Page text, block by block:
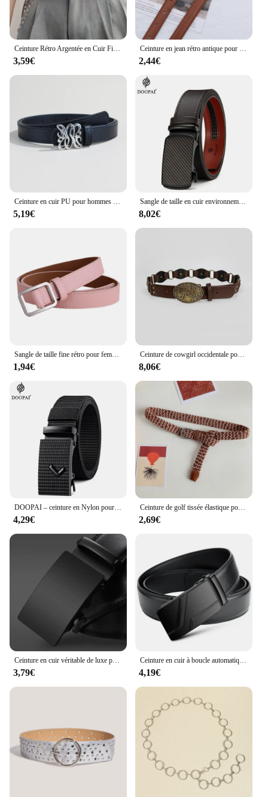
Ceinture Rétro Argentée en Cuir Fin pour Femme, Accessoire en Métal, Nouvelle Collection d'Été, pour Jupes et viser Assortis Polyvalents
3,59€
Ceinture en jean rétro antique pour femme, style fin pour adolescentes, bord coupé pour dames, mode simple
2,44€
Ceinture en cuir PU pour hommes et femmes, sangle de taille en alliage, ceinture de surintendant, ceinture de robe, designer féminin, marque de luxe
5,19€
Sangle de taille en cuir environnemental pour hommes et femmes, ceinture masculine, structure automatique, haute qualité, cadeaux pour hommes, 125cm
8,02€
Sangle de taille fine rétro pour femme, surintendant de mode, robe de surintendant, structure carrée non poreuse, ceinture en jean noire, sangle de camping
1,94€
Ceinture de cowgirl occidentale pour femme, ceinture de cow-boy, environnement rétro, ceinture épissée, personnalité féminine, ronde, tendance, jeans, designer, Y2K
8,06€
DOOPAI – ceinture en Nylon pour hommes, respirante, en cuir, Cowboy, de styliste, tactique en plein air, cadeaux militaires
4,29€
Ceinture de golf tissée élastique pour hommes et femmes, fabriquée en usine, haute qualité, confortable, loisirs, 2.5cm de large, fine
2,69€
Ceinture en cuir véritable de luxe pour hommes, sangle en métal, automatique, marque, environnement d'affaires, style célèbre, livraison directe
3,79€
Ceinture en cuir à boucle automatique pour hommes, ceinture de costume noire, affaires de luxe, jeans de marque, haute qualité
4,19€